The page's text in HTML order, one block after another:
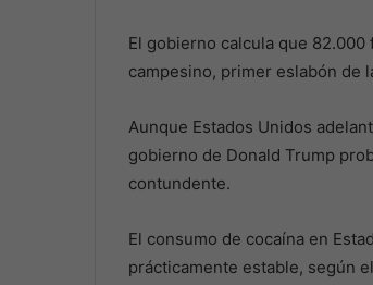
El gobierno calcula que 82.000
campesino, primer eslabón de
Aunque Estados Unidos
gobierno de Donald Trump
contundente.
El consumo de cocaína en
prácticamente estable, según